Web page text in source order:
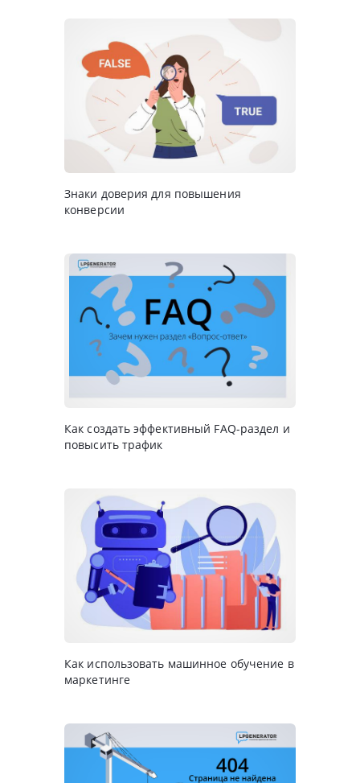
Знаки доверия для повышения
конверсии
Как создать эффективный FAQ-раздел и
повысить трафик
Как использовать машинное обучение в
маркетинге